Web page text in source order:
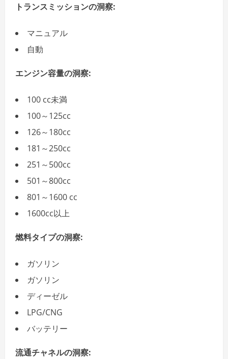
トランスミッションの洞察:
マニュアル
自動
エンジン容量の洞察:
100 cc未満
100～125cc
126～180cc
181～250cc
251～500cc
501～800cc
801～1600 cc
1600cc以上
燃料タイプの洞察:
ガソリン
ガソリン
ディーゼル
LPG/CNG
バッテリー
流通チャネルの洞察: